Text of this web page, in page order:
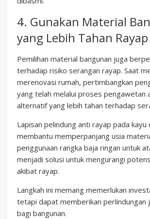
4. Gunakan Material
yang Lebih Tahan Rayap
Pemilihan material bangunan juga
terhadap risiko serangan rayap. Saat
merenovasi rumah, pertimbangkan
yang telah melalui proses pengawetan
alternatif yang lebih tahan terhadap
Lapisan pelindung anti rayap pada kayu
membantu memperpanjang usia
penggunaan rangka baja ringan untuk
menjadi solusi untuk mengurangi
akibat rayap.
Langkah ini memang memerlukan
tetapi dapat memberikan perlindungan
bagi bangunan.